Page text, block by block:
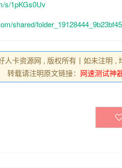
s/1pKGs0Uv
shared/folder_19128444_9b23bf45
人卡资源网 , 版权所有丨如未注明 ,
转载请注明原文链接： 网速测试神